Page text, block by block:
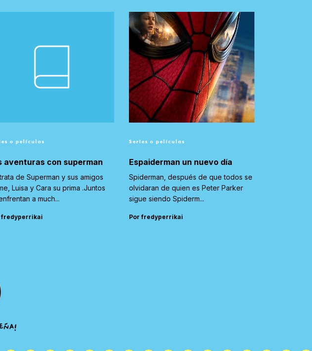
o películas
aventuras con superman
de Superman y sus amigos
Luisa y Cara su prima .Juntos
a much...
fredyperrikai
Series o películas
Espaiderman un nuevo día
Spiderman, después de que todos se
olvidaran de quien es Peter Parker
sigue siendo Spiderm...
Por fredyperrikai